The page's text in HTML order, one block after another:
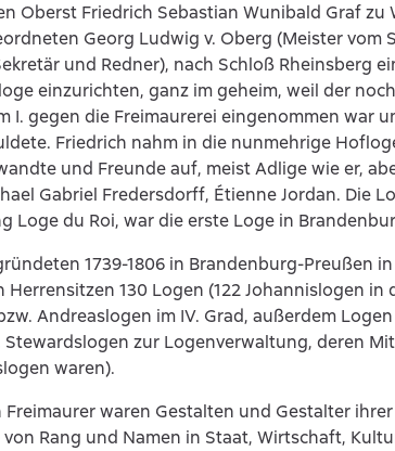
Oberst Friedrich Sebastian Wunibald Graf zu
Georg Ludwig v. Oberg (Meister vom
und Redner), nach Schloß Rheinsberg
einzurichten, ganz im geheim, weil der
I. gegen die Freimaurerei eingenommen war
Friedrich nahm in die nunmehrige
und Freunde auf, meist Adlige wie er,
Gabriel Fredersdorff, Étienne Jordan. Die
Loge du Roi, war die erste Loge in
1739-1806 in Brandenburg-Preußen
130 Logen (122 Johannislogen in
Andreaslogen im IV. Grad, außerdem
Stewardslogen zur Logenverwaltung, deren
waren).
Freimaurer waren Gestalten und Gestalter
von Rang und Namen in Staat, Wirtschaft,